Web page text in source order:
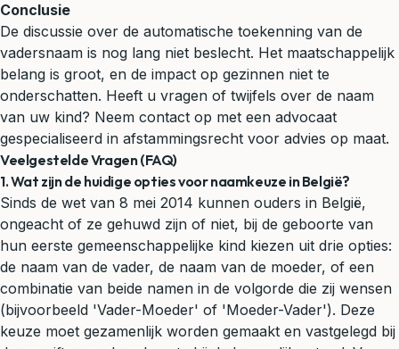
Conclusie
De discussie over de automatische toekenning van de
vadersnaam is nog lang niet beslecht. Het maatschappelijk
belang is groot, en de impact op gezinnen niet te
onderschatten. Heeft u vragen of twijfels over de naam
van uw kind? Neem contact op met een advocaat
gespecialiseerd in afstammingsrecht voor advies op maat.
Veelgestelde Vragen (FAQ)
1. Wat zijn de huidige opties voor naamkeuze in België?
Sinds de wet van 8 mei 2014 kunnen ouders in België,
ongeacht of ze gehuwd zijn of niet, bij de geboorte van
hun eerste gemeenschappelijke kind kiezen uit drie opties:
de naam van de vader, de naam van de moeder, of een
combinatie van beide namen in de volgorde die zij wensen
(bijvoorbeeld 'Vader-Moeder' of 'Moeder-Vader'). Deze
keuze moet gezamenlijk worden gemaakt en vastgelegd bij